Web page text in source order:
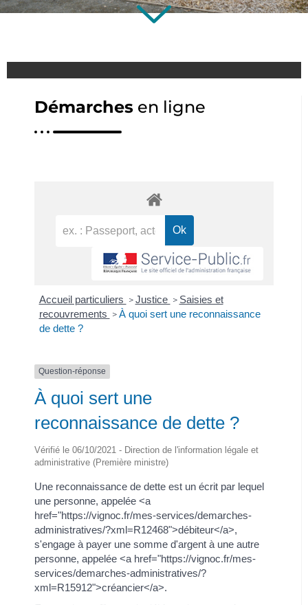
Démarches en ligne
Accueil particuliers > Justice > Saisies et
recouvrements > À quoi sert une reconnaissance
de dette ?
Question-réponse
À quoi sert une
reconnaissance de dette ?
Vérifié le 06/10/2021 - Direction de l'information légale et
administrative (Première ministre)
Une reconnaissance de dette est un écrit par lequel
une personne, appelée <a
href="https://vignoc.fr/mes-services/demarches-
administratives/?xml=R12468">débiteur</a>,
s'engage à payer une somme d'argent à une autre
personne, appelée <a href="https://vignoc.fr/mes-
services/demarches-administratives/?
xml=R15912">créancier</a>.